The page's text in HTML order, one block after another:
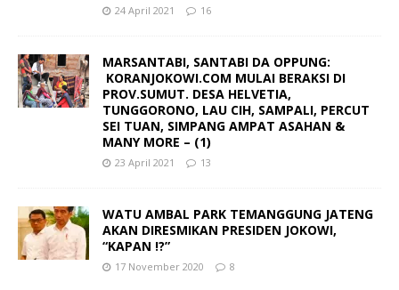
24 April 2021 16
MARSANTABI, SANTABI DA OPPUNG:
KORANJOKOWI.COM MULAI BERAKSI DI
PROV.SUMUT. DESA HELVETIA,
TUNGGORONO, LAU CIH, SAMPALI, PERCUT
SEI TUAN, SIMPANG AMPAT ASAHAN &
MANY MORE – (1)
23 April 2021 13
WATU AMBAL PARK TEMANGGUNG JATENG
AKAN DIRESMIKAN PRESIDEN JOKOWI,
“KAPAN !?”
17 November 2020 8